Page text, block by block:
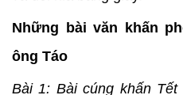
Những bài văn khấn
ông Táo
Bài 1: Bài cúng khấn